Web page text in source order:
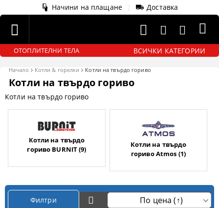
Начини на плащане
Доставка
ОТОПЛИТЕЛНИ ТЕЛА ВСИЧКИ КАТЕГОРИИ
Начало Котли & горелки Котли на твърдо гориво
Котли на твърдо гориво
Котли на твърдо гориво
Котли на твърдо
гориво BURNIT (9)
Котли на твърдо
гориво Atmos (1)
Филтри